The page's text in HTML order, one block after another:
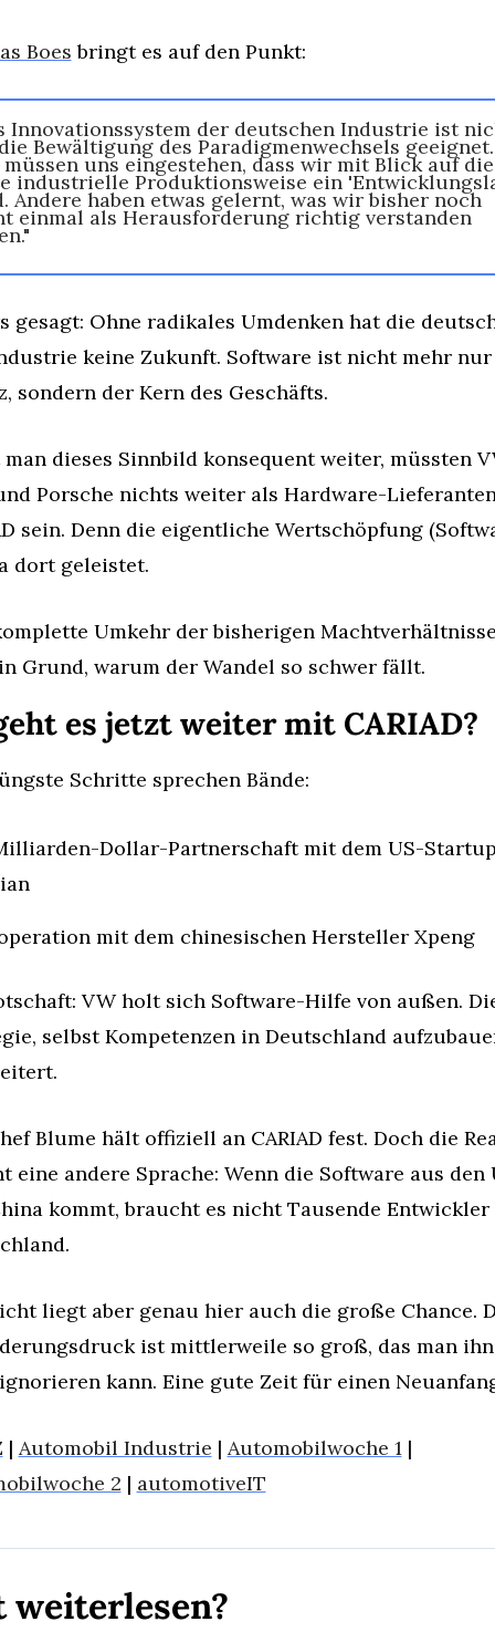
Boes bringt es auf den Punkt:
Innovationssystem der deutschen Industrie ist
Bewältigung des Paradigmenwechsels geeignet.
uns eingestehen, dass wir mit Blick auf die
industrielle Produktionsweise ein
Andere haben etwas gelernt, was wir bisher noch
einmal als Herausforderung richtig verstanden
gesagt: Ohne radikales Umdenken hat die
keine Zukunft. Software ist nicht mehr
sondern der Kern des Geschäfts.
dieses Sinnbild konsequent weiter, müssten
Porsche nichts weiter als Hardware-
sein. Denn die eigentliche Wertschöpfung
dort geleistet.
Umkehr der bisherigen
Grund, warum der Wandel so schwer fällt.
es jetzt weiter mit CARIAD?
Schritte sprechen Bände:
Dollar-Partnerschaft mit dem US-
mit dem chinesischen Hersteller Xpeng
VW holt sich Software-Hilfe von außen.
selbst Kompetenzen in Deutschland
Blume hält offiziell an CARIAD fest. Doch die
eine andere Sprache: Wenn die Software aus den
kommt, braucht es nicht Tausende Entwickler
liegt aber genau hier auch die große Chance.
ist mittlerweile so groß, das man
kann. Eine gute Zeit für einen
| Automobil Industrie | Automobilwoche 1
2 | automotiveIT
weiterlesen?